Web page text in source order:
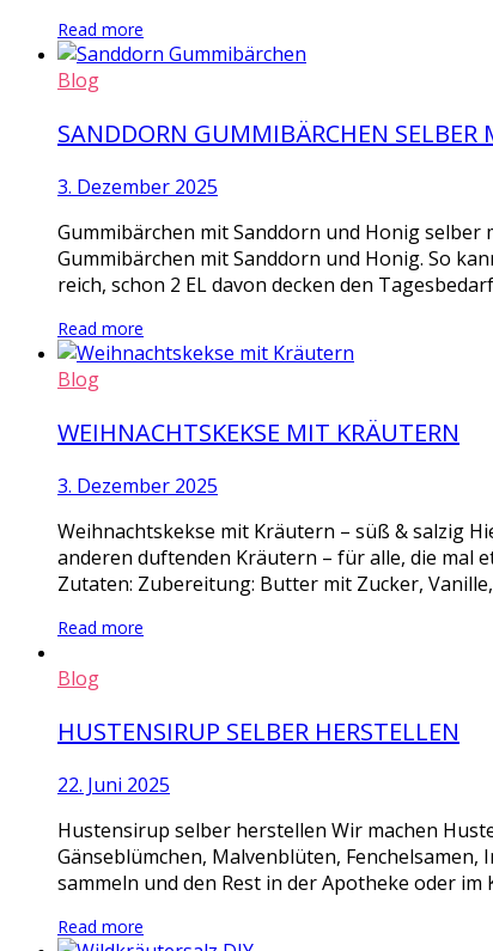
Read more
Blog
SANDDORN GUMMIBÄRCHEN SELBER
3. Dezember 2025
Gummibärchen mit Sanddorn und Honig selber
Gummibärchen mit Sanddorn und Honig. So
reich, schon 2 EL davon decken den
Read more
Blog
WEIHNACHTSKEKSE MIT KRÄUTERN
3. Dezember 2025
Weihnachtskekse mit Kräutern – süß & salzig
anderen duftenden Kräutern – für alle, die mal
Zutaten: Zubereitung: Butter mit Zucker,
Read more
Blog
HUSTENSIRUP SELBER HERSTELLEN
22. Juni 2025
Hustensirup selber herstellen Wir machen
Gänseblümchen, Malvenblüten,
sammeln und den Rest in der Apotheke oder
Read more